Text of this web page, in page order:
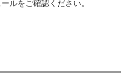
ルをご確認ください。